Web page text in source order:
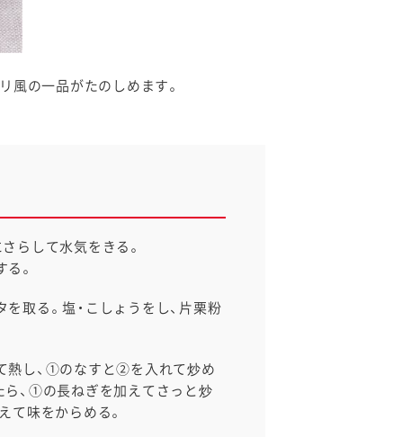
風の一品がたのしめます。
らして水気をきる。
。
取る。塩・こしょうをし、片栗粉
熱し、①のなすと②を入れて炒め
ら、①の長ねぎを加えてさっと炒
て味をからめる。